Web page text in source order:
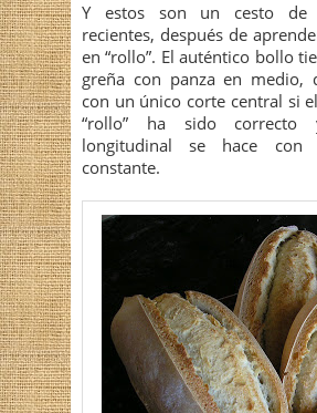
Y estos son un cesto de
recientes, después de
en “rollo”. El auténtico bollo
greña con panza en medio,
con un único corte central si
“rollo” ha sido
longitudinal se hace con
constante.